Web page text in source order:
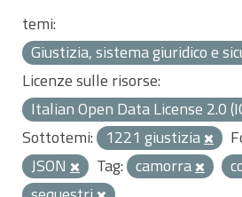
temi:
Giustizia, sistema giuridico e
Licenze sulle risorse:
Italian Open Data License 2.0
Sottotemi:
1221 giustizia
JSON
Tag: camorra